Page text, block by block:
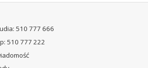
510 777 666
510 777 222